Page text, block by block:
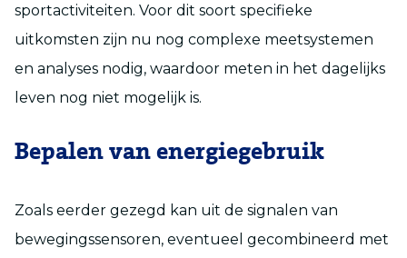
sportactiviteiten. Voor dit soort specifieke
uitkomsten zijn nu nog complexe meetsystemen
en analyses nodig, waardoor meten in het dagelijks
leven nog niet mogelijk is.
Bepalen van energiegebruik
Zoals eerder gezegd kan uit de signalen van
bewegingssensoren, eventueel gecombineerd met